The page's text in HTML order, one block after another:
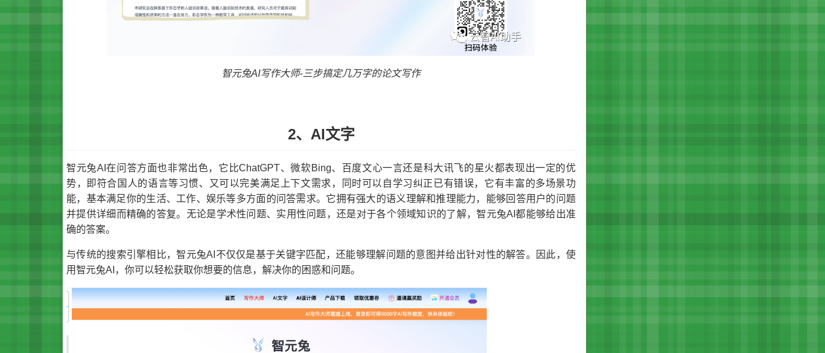
智元兔AI写作大师-三步搞定几万字的论文写作
2、AI文字
智元兔AI在问答方面也非常出色，它比ChatGPT、微软Bing、百度文心一言还是科大讯飞的星火都表现出一定的优
势，即符合国人的语言等习惯、又可以完美满足上下文需求，同时可以自学习纠正已有错误，它有丰富的多场景功
能，基本满足你的生活、工作、娱乐等多方面的问答需求。它拥有强大的语义理解和推理能力，能够回答用户的问题
并提供详细而精确的答复。无论是学术性问题、实用性问题，还是对于各个领域知识的了解，智元兔AI都能够给出准
确的答案。
与传统的搜索引擎相比，智元兔AI不仅仅是基于关键字匹配，还能够理解问题的意图并给出针对性的解答。因此，使
用智元兔AI，你可以轻松获取你想要的信息，解决你的困惑和问题。